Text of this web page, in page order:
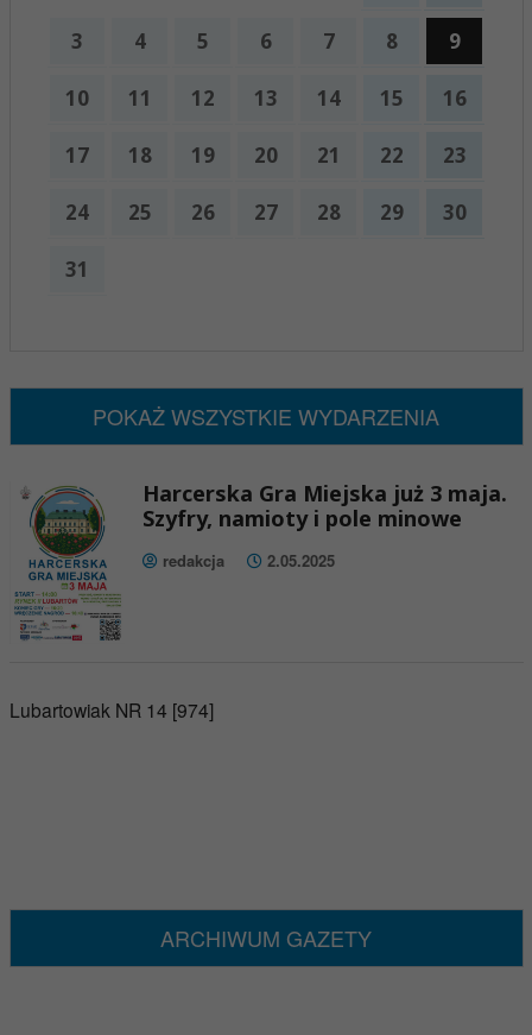
3 4 5 6 7 8 9
10 11 12 13 14 15 16
17 18 19 20 21 22 23
24 25 26 27 28 29 30
31
POKAŻ WSZYSTKIE WYDARZENIA
Harcerska Gra Miejska już 3 maja.
Szyfry, namioty i pole minowe
redakcja 2.05.2025
Lubartowiak NR 14 [974]
ARCHIWUM GAZETY